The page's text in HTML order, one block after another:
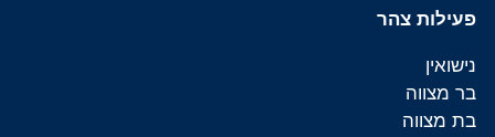
פעילות צהר
נישואין
בר מצווה
בת מצווה